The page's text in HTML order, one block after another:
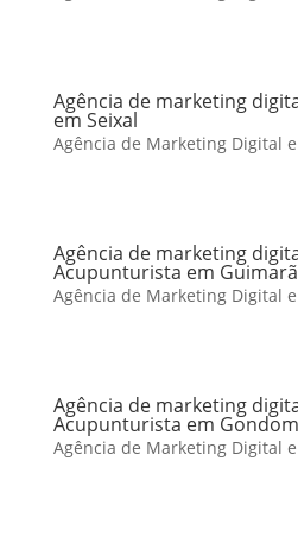
Agência de marketing
em Seixal
Agência de Marketing Digital
Agência de marketing
Acupunturista em
Agência de Marketing Digital
Agência de marketing
Acupunturista em
Agência de Marketing Digital